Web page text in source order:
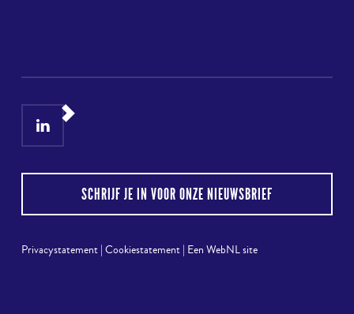
SCHRIJF JE IN VOOR ONZE NIEUWSBRIEF
Privacystatement|Cookiestatement| Een WebNL site